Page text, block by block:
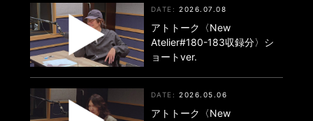
2026.07.08
アトトーク〈New
Atelier#180-183収録分〉シ
ョートver.
2026.05.06
アトトーク〈New